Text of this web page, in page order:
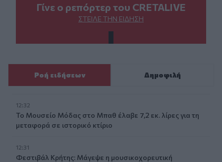
Γίνε ο ρεπόρτερ του CRETALIVE
ΣΤΕΊΛΕ ΤΗΝ ΕΊΔΗΣΗ
Ροή ειδήσεων Δημοφιλή
12:32
Το Μουσείο Μόδας στο Μπαθ έλαβε 7,2 εκ. λίρες για τη
μεταφορά σε ιστορικό κτίριο
12:31
Φεστιβάλ Κρήτης: Μάγεψε η μουσικοχορευτική